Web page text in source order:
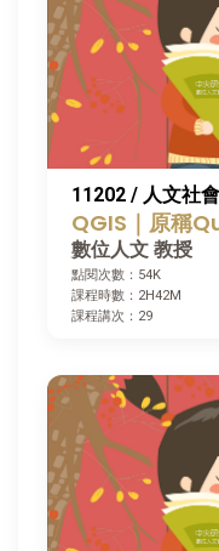
11202 / 人文社
QGIS｜原稱
數位人文 教授
點閱次數：54K
課程時數：2H42M
課程講次：29